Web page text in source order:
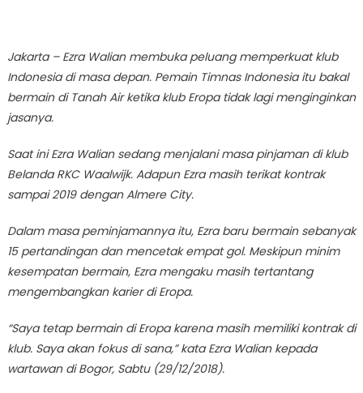
Jakarta – Ezra Walian membuka peluang memperkuat klub
Indonesia di masa depan. Pemain Timnas Indonesia itu bakal
bermain di Tanah Air ketika klub Eropa tidak lagi menginginkan
jasanya.
Saat ini Ezra Walian sedang menjalani masa pinjaman di klub
Belanda RKC Waalwijk. Adapun Ezra masih terikat kontrak
sampai 2019 dengan Almere City.
Dalam masa peminjamannya itu, Ezra baru bermain sebanyak
15 pertandingan dan mencetak empat gol. Meskipun minim
kesempatan bermain, Ezra mengaku masih tertantang
mengembangkan karier di Eropa.
“Saya tetap bermain di Eropa karena masih memiliki kontrak di
klub. Saya akan fokus di sana,” kata Ezra Walian kepada
wartawan di Bogor, Sabtu (29/12/2018).